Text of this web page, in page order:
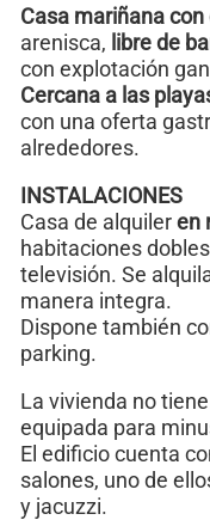
Casa mariñana
arenisca, libre de
con explotación
Cercana a las
con una oferta
alrededores.
INSTALACIONES
Casa de alquileren
habitaciones
televisión. Se
manera integra.
Dispone también
parking.
La vivienda no
equipada para
El edificio cuenta
salones, uno de
y jacuzzi.